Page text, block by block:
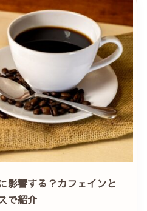
影響する？カフェインと
で紹介